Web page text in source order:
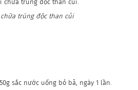
chữa trúng độc than củi
sắc nước uống bỏ bã, ngày 1 lần.